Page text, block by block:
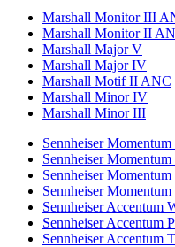
Marshall Monitor III
Marshall Monitor II
Marshall Major V
Marshall Major IV
Marshall Motif II ANC
Marshall Minor IV
Marshall Minor III
Sennheiser Momentum
Sennheiser
Sennheiser
Sennheiser Momentum
Sennheiser Accentum
Sennheiser Accentum
Sennheiser Accentum